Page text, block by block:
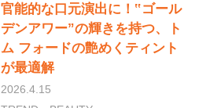
官能的な口元演出に！‟ゴール
デンアワー”の輝きを持つ、ト
ム フォードの艶めくティント
が最適解
2026.4.15